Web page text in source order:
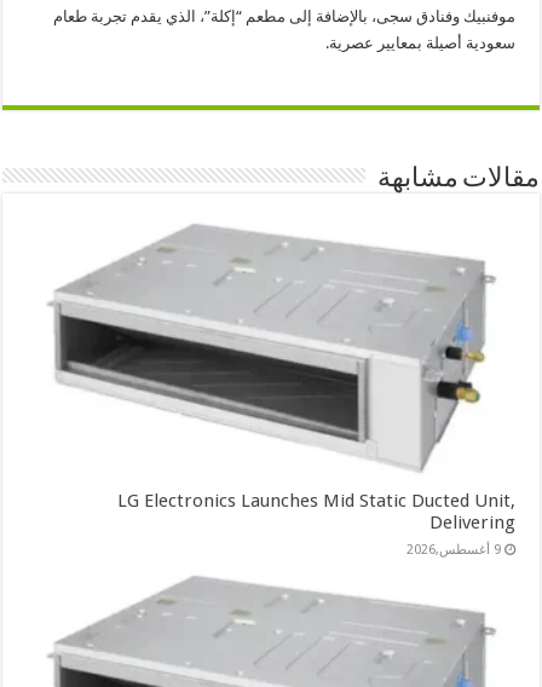
موفنبيك وفنادق سجى، بالإضافة إلى مطعم “إكلة”، الذي يقدم تجربة طعام
سعودية أصيلة بمعايير عصرية.
مقالات مشابهة
LG Electronics Launches Mid Static Ducted Unit,
Delivering
9 أغسطس,2026